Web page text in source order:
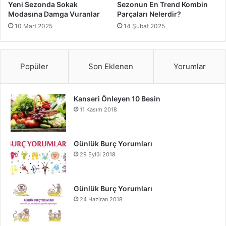
ömürlü ürünler tercih etmeye özen gösterin.
önemlidir. Her sezon başında, ihtiyaçlarınıza ve hava
yenileyebilirsiniz.
Örnek Bir Kapsül Gardırop Listesi
Bir kapsül gardırop oluştururken, aşağıdaki liste ilham
kaynağı olabilir:
çizgili bluz
Alt Giyim:
kumaş pantolon
Yeni Sezonda Sokak
Modasına Damga Vuranlar
10 Mart 2025
Sezonun En Trend Kombin
Parçaları Nelerdir?
14 Şubat 2025
Popüler Son Eklenen Yorumlar
Kanseri Önleyen 10 Besin
11 Kasım 2018
Günlük Burç Yorumları
29 Eylül 2018
Günlük Burç Yorumları
24 Haziran 2018